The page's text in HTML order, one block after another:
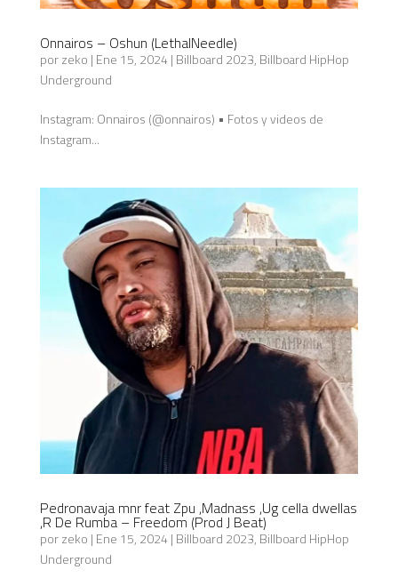
Onnairos – Oshun (LethalNeedle)
porzeko|Ene 15, 2024|Billboard 2023,Billboard HipHop
Underground
Instagram: Onnairos (@onnairos) • Fotos y videos de
Instagram...
Pedronavaja mnr feat Zpu ,Madnass ,Ug cella dwellas
,R De Rumba – Freedom (Prod J Beat)
porzeko|Ene 15, 2024|Billboard 2023,Billboard HipHop
Underground